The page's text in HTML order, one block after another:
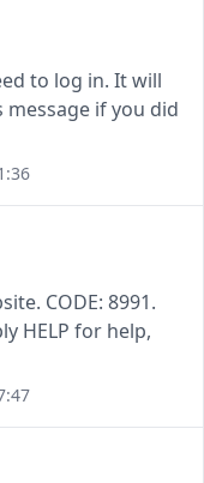
to log in. It will
if you did
CODE: 8991.
HELP for help,